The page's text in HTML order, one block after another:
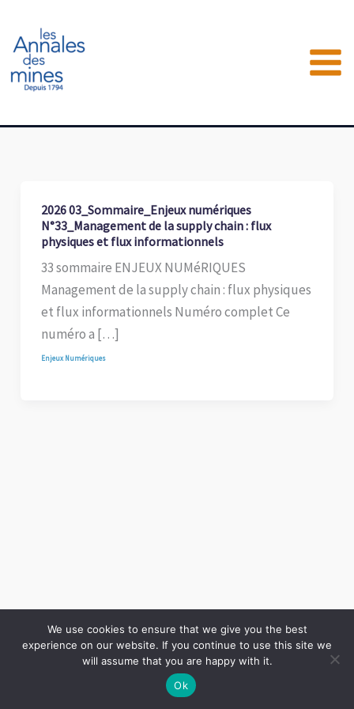
contenu
2026 03_Sommaire_Enjeux numériques
N°33_Management de la supply chain : flux
physiques et flux informationnels
33 sommaire ENJEUX NUMéRIQUES
Management de la supply chain : flux physiques
et flux informationnels Numéro complet Ce
numéro a […]
Enjeux Numériques
Copyright © 2026 LES ANNALES DES MINES | Powered by Thème WordPress Astra
We use cookies to ensure that we give you the best
experience on our website. If you continue to use this site we
will assume that you are happy with it.
Ok